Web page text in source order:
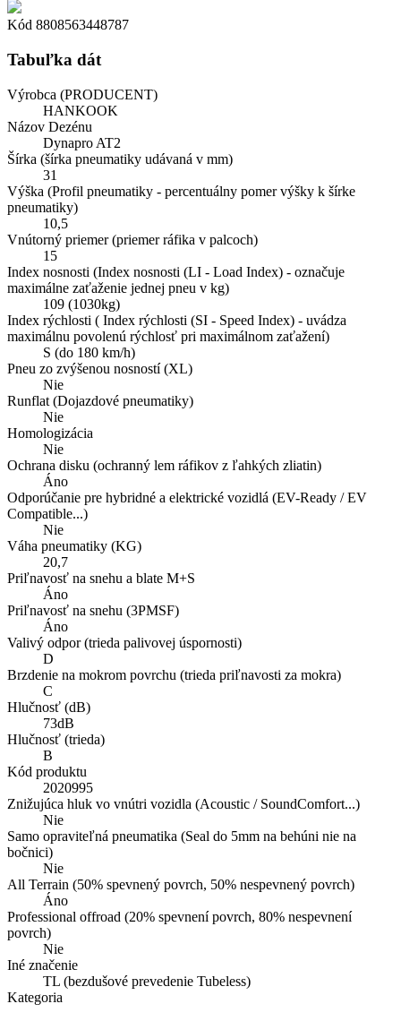
Kód 8808563448787
Tabuľka dát
Výrobca (PRODUCENT)
HANKOOK
Názov Dezénu
Dynapro AT2
Šírka (šírka pneumatiky udávaná v mm)
31
Výška (Profil pneumatiky - percentuálny pomer výšky k šírke
pneumatiky)
10,5
Vnútorný priemer (priemer ráfika v palcoch)
15
Index nosnosti (Index nosnosti (LI - Load Index) - označuje
maximálne zaťaženie jednej pneu v kg)
109 (1030kg)
Index rýchlosti ( Index rýchlosti (SI - Speed Index) - uvádza
maximálnu povolenú rýchlosť pri maximálnom zaťažení)
S (do 180 km/h)
Pneu zo zvýšenou nosností (XL)
Nie
Runflat (Dojazdové pneumatiky)
Nie
Homologizácia
Nie
Ochrana disku (ochranný lem ráfikov z ľahkých zliatin)
Áno
Odporúčanie pre hybridné a elektrické vozidlá (EV-Ready / EV
Compatible...)
Nie
Váha pneumatiky (KG)
20,7
Priľnavosť na snehu a blate M+S
Áno
Priľnavosť na snehu (3PMSF)
Áno
Valivý odpor (trieda palivovej úspornosti)
D
Brzdenie na mokrom povrchu (trieda priľnavosti za mokra)
C
Hlučnosť (dB)
73dB
Hlučnosť (trieda)
B
Kód produktu
2020995
Znižujúca hluk vo vnútri vozidla (Acoustic / SoundComfort...)
Nie
Samo opraviteľná pneumatika (Seal do 5mm na behúni nie na
bočnici)
Nie
All Terrain (50% spevnený povrch, 50% nespevnený povrch)
Áno
Professional offroad (20% spevnení povrch, 80% nespevnení
povrch)
Nie
Iné značenie
TL (bezdušové prevedenie Tubeless)
Kategoria